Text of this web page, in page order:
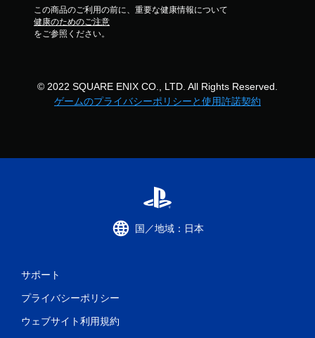
この商品のご利用の前に、重要な健康情報について
健康のためのご注意
をご参照ください。
© 2022 SQUARE ENIX CO., LTD. All Rights Reserved.
ゲームのプライバシーポリシーと使用許諾契約
国／地域：日本
サポート
プライバシーポリシー
ウェブサイト利用規約